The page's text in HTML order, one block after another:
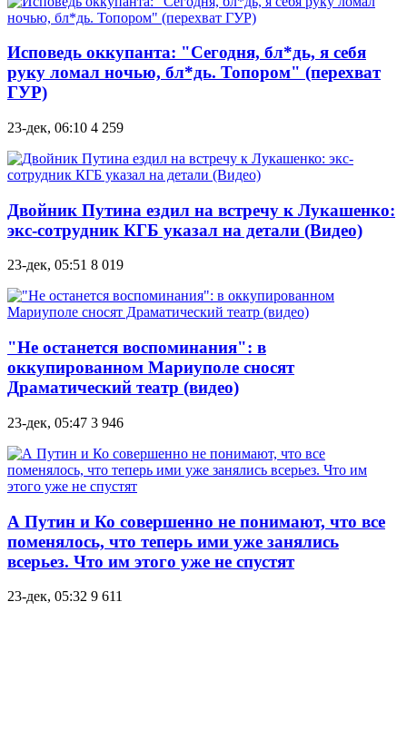
Исповедь оккупанта: "Сегодня, бл*дь, я себя
руку ломал ночью, бл*дь. Топором" (перехват
ГУР)
23-дек, 06:10 4 259
Двойник Путина ездил на встречу к Лукашенко:
экс-сотрудник КГБ указал на детали (Видео)
23-дек, 05:51 8 019
"Не останется воспоминания": в
оккупированном Мариуполе сносят
Драматический театр (видео)
23-дек, 05:47 3 946
А Путин и Ко совершенно не понимают, что все
поменялось, что теперь ими уже занялись
всерьез. Что им этого уже не спустят
23-дек, 05:32 9 611